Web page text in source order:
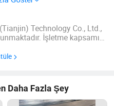
Technology Co., Ltd.,
İşletme kapsamı
ve kontrplak beton kalıp
Daha Fazla Şey